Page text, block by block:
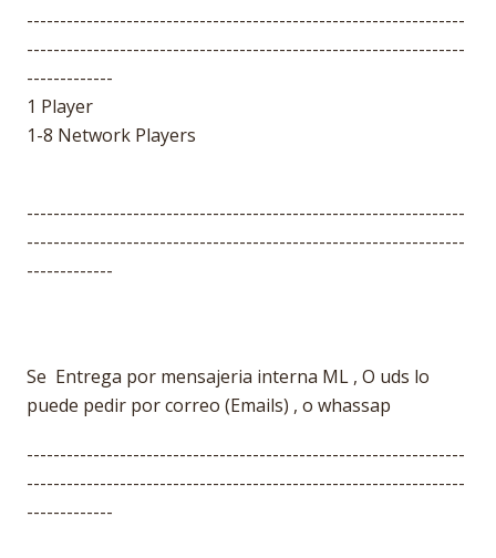
------------------------------------------------------------------
------------------------------------------------------------------
-------------
1 Player
1-8 Network Players
------------------------------------------------------------------
------------------------------------------------------------------
-------------
Se Entrega por mensajeria interna ML , O uds lo
puede pedir por correo (Emails) , o whassap
------------------------------------------------------------------
------------------------------------------------------------------
-------------